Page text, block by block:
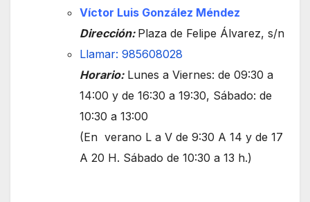
Víctor Luis González Méndez
Dirección: Plaza de Felipe Álvarez, s/n
Llamar: 985608028
Horario:Lunes a Viernes: de 09:30 a
14:00 y de 16:30 a 19:30, Sábado: de
10:30 a 13:00
(En verano L a V de 9:30 A 14 y de 17
A 20 H. Sábado de 10:30 a 13 h.)